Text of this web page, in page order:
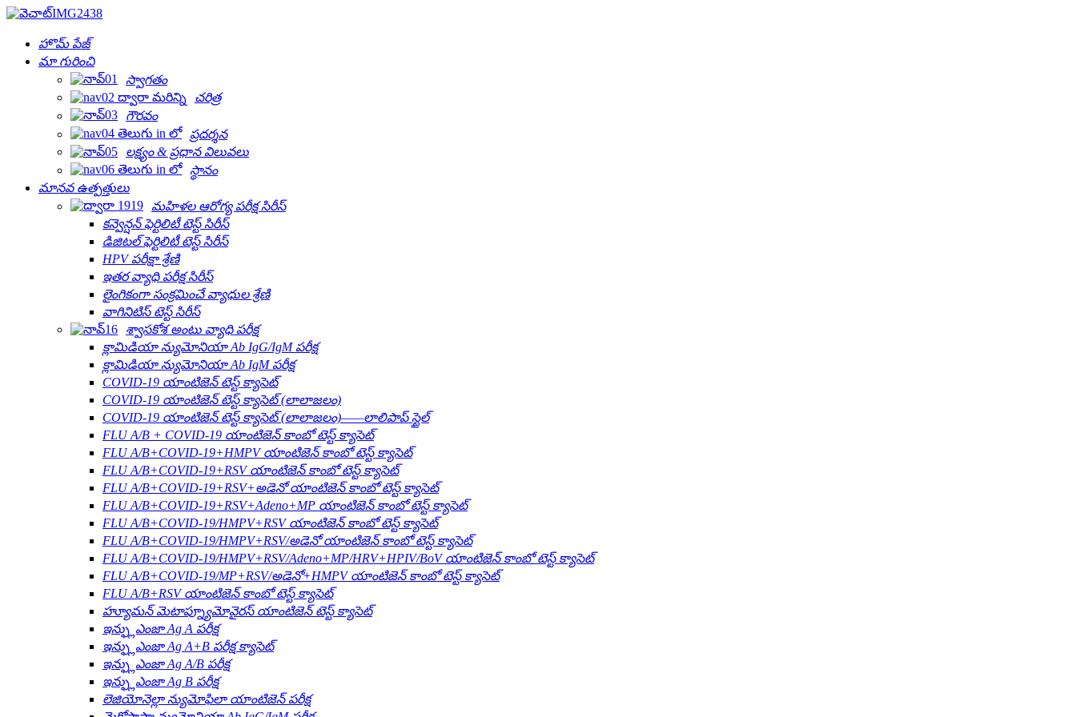
హొమ్ పేజ్
మా గురించి
స్వాగతం
చరిత్ర
గౌరవం
ప్రదర్శన
లక్ష్యం & ప్రధాన విలువలు
స్థానం
మానవ ఉత్పత్తులు
మహిళల ఆరోగ్య పరీక్ష సిరీస్
కన్వెన్షన్ ఫెర్టిలిటీ టెస్ట్ సిరీస్
డిజిటల్ ఫెర్టిలిటీ టెస్ట్ సిరీస్
HPV పరీక్షా శ్రేణి
ఇతర వ్యాధి పరీక్ష సిరీస్
లైంగికంగా సంక్రమించే వ్యాధుల శ్రేణి
వాగినిటిస్ టెస్ట్ సిరీస్
శ్వాసకోశ అంటు వ్యాధి పరీక్ష
క్లామిడియా న్యుమోనియా Ab IgG/IgM పరీక్ష
క్లామిడియా న్యుమోనియా Ab IgM పరీక్ష
COVID-19 యాంటిజెన్ టెస్ట్ క్యాసెట్
COVID-19 యాంటిజెన్ టెస్ట్ క్యాసెట్ (లాలాజలం)
COVID-19 యాంటిజెన్ టెస్ట్ క్యాసెట్ (లాలాజలం)——లాలిపాప్ స్టైల్
FLU A/B + COVID-19 యాంటిజెన్ కాంబో టెస్ట్ క్యాసెట్
FLU A/B+COVID-19+HMPV యాంటిజెన్ కాంబో టెస్ట్ క్యాసెట్
FLU A/B+COVID-19+RSV యాంటిజెన్ కాంబో టెస్ట్ క్యాసెట్
FLU A/B+COVID-19+RSV+అడెనో యాంటిజెన్ కాంబో టెస్ట్ క్యాసెట్
FLU A/B+COVID-19+RSV+Adeno+MP యాంటిజెన్ కాంబో టెస్ట్ క్యాసెట్
FLU A/B+COVID-19/HMPV+RSV యాంటిజెన్ కాంబో టెస్ట్ క్యాసెట్
FLU A/B+COVID-19/HMPV+RSV/అడెనో యాంటిజెన్ కాంబో టెస్ట్ క్యాసెట్
FLU A/B+COVID-19/HMPV+RSV/Adeno+MP/HRV+HPIV/BoV యాంటిజెన్ కాంబో టెస్ట్ క్యాసెట్
FLU A/B+COVID-19/MP+RSV/అడెనో+HMPV యాంటిజెన్ కాంబో టెస్ట్ క్యాసెట్
FLU A/B+RSV యాంటిజెన్ కాంబో టెస్ట్ క్యాసెట్
హ్యూమన్ మెటాప్న్యూమోవైరస్ యాంటిజెన్ టెస్ట్ క్యాసెట్
ఇన్ఫ్లుఎంజా Ag A పరీక్ష
ఇన్ఫ్లుఎంజా Ag A+B పరీక్ష క్యాసెట్
ఇన్ఫ్లుఎంజా Ag A/B పరీక్ష
ఇన్ఫ్లుఎంజా Ag B పరీక్ష
లెజియోనెల్లా న్యుమోఫిలా యాంటిజెన్ పరీక్ష